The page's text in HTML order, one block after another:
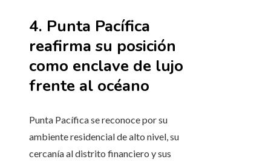
4. Punta Pacífica
reafirma su posición
como enclave de lujo
frente al océano
Punta Pacífica se reconoce por su
ambiente residencial de alto nivel, su
cercanía al distrito financiero y sus